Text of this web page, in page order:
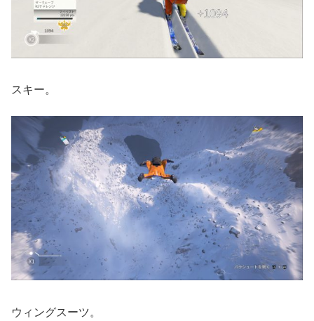
スキー。
ウィングスーツ。